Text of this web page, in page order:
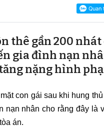
thê gần 200 nhát
gia đình nạn
nặng hình
con gái sau khi hung
nạn nhân cho rằng đây là
án.